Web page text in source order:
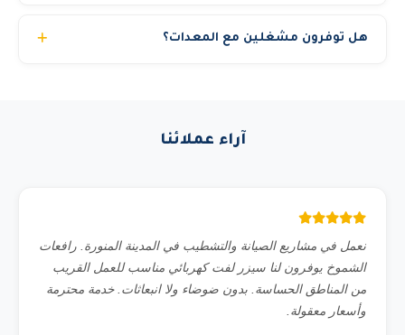
اليومي. العقود السنوية توفر حتى 50%. المشاريع الحكوميةهل توفرون مشغلين مع المعدات؟
آراء عملائنا
نعمل في مشاريع الصيانة والتشطيب في المدينة المنورة. رافعات
الشموخ يوفرون لنا سيزر لفت كهربائي مناسب للعمل القريب
من المناطق الحساسة. بدون ضوضاء ولا انبعاثات. خدمة محترمة
وأسعار معقولة.